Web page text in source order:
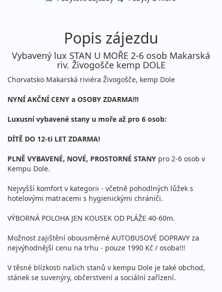
Popis zájezdu
Vybavený lux STAN U MOŘE 2-6 osob Makarská
riv. Živogošče kemp DOLE
Chorvatsko Makarská riviéra Živogošče, kemp Dole
NYNÍ AKČNÍ CENY a OSOBY ZDARMA!!!
Luxusní vybavené stany u moře až pro 6 osob:
DÍTĚ DO 12-ti LET ZDARMA!
PLNĚ VYBAVENÉ, NOVÉ, PROSTORNÉ STANY pro 2-6 osob v
Kempu Dole.
Nejvyšší komfort v kategorii - včetně pohodlných lůžek s
hotelovými matracemi s hygienickými chrániči.
VÝBORNÁ POLOHA JEN KOUSEK OD PLÁŽE 40-60m.
Možnost zajištění obousměrné AUTOBUSOVÉ DOPRAVY za
nejvýhodnější cenu na trhu - pouze 1990 Kč / osoba!!!
V těsné blízkosti našich stanů v kempu Dole je také obchod,
stánek se suvenýry, občerstvení a sociální zařízení.